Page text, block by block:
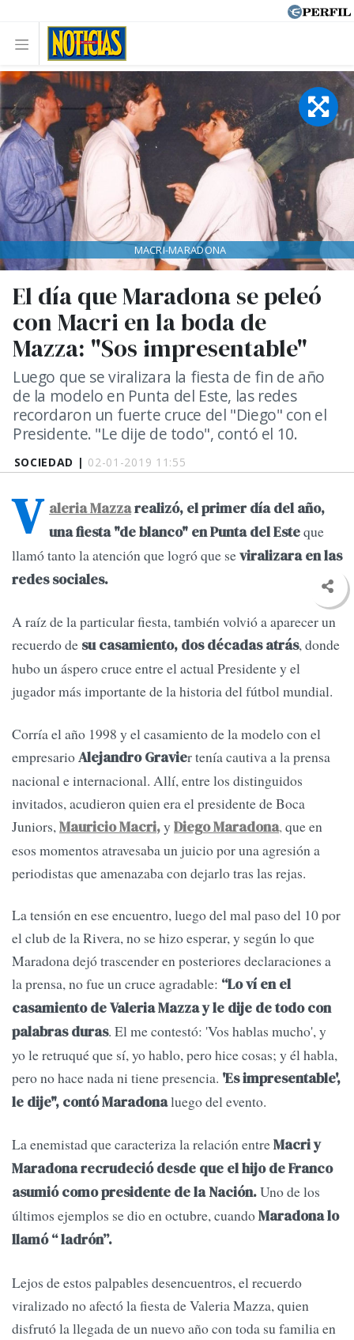
SOCIEDAD | 02-01-2019 11:55
El día que Maradona se peleó
con Macri en la boda de
Mazza: "Sos impresentable"
Luego que se viralizara la fiesta de fin de año
de la modelo en Punta del Este, las redes
recordaron un fuerte cruce del "Diego" con el
Presidente. "Le dije de todo", contó el 10.
MACRI-MARADONA
V aleria Mazzarealizó, el primer día del año,
una fiesta "de blanco" en Punta del Esteque
llamó tanto la atención que logró que seviralizara en las
redes sociales.
A raíz de la particular fiesta, también volvió a aparecer un
recuerdo de su casamiento, dos décadas atrás, donde
hubo un áspero cruce entre el actual Presidente y el
jugador más importante de la historia del fútbol mundial.
Corría el año 1998 y el casamiento de la modelo con el
empresarioAlejandro Gravier tenía cautiva a la prensa
nacional e internacional. Allí, entre los distinguidos
invitados, acudieron quien era el presidente de Boca
Juniors,Mauricio Macri,y Diego Maradona,que en
esos momentos atravesaba un juicio por una agresión a
periodistas que amenazaba con dejarlo tras las rejas.
La tensión en ese encuentro, luego del mal paso del 10 por
el club de la Rivera, no se hizo esperar, y según lo que
Maradona dejó trascender en posteriores declaraciones a
la prensa, no fue un cruce agradable: “Lo ví en el
casamiento de Valeria Mazza y le dije de todo con
palabras duras. El me contestó: 'Vos hablas mucho', y
yo le retruqué que sí, yo hablo, pero hice cosas; y él habla,
pero no hace nada ni tiene presencia. 'Es impresentable',
le dije", contó Maradonaluego del evento.
La enemistad que caracteriza la relación entreMacri y
Maradona recrudeció desde que el hijo de Franco
asumió como presidente de la Nación.Uno de los
últimos ejemplos se dio en octubre, cuandoMaradona lo
llamó “ ladrón”.
Lejos de estos palpables desencuentros, el recuerdo
viralizado no afectó la fiesta de Valeria Mazza, quien
disfrutó la llegada de un nuevo año con toda su familia en